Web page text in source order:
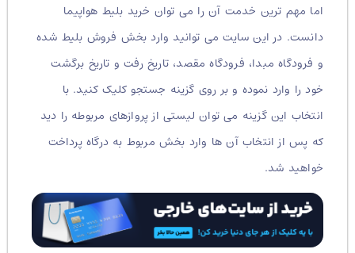
اما مهم ترین خدمت آن را می توان خرید بلیط هواپیما
دانست. در این سایت می توانید وارد بخش فروش بلیط شده
و فرودگاه مبدا، فرودگاه مقصد، تاریخ رفت و تاریخ برگشت
خود را وارد نموده و بر روی گزینه جستجو کلیک کنید. با
انتخاب این گزینه می توان لیستی از پروازهای مربوطه را دید
که پس از انتخاب آن ها وارد بخش مربوط به درگاه پرداخت
خواهید شد.